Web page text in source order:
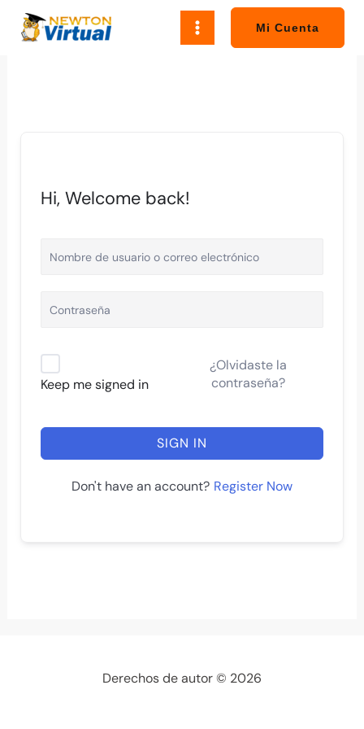
Mi Cuenta
Hi, Welcome back!
Keep me signed in
¿Olvidaste la
contraseña?
SIGN IN
Don't have an account? Register Now
Derechos de autor © 2026